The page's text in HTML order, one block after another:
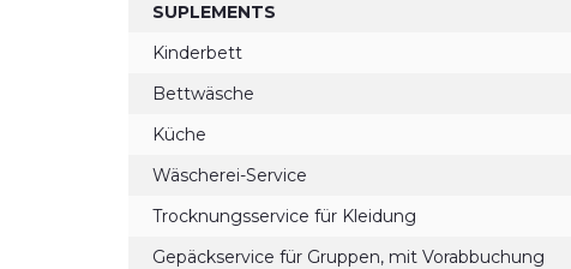
SUPLEMENTS
Kinderbett
Bettwäsche
Küche
Wäscherei-Service
Trocknungsservice für Kleidung
Gepäckservice für Gruppen, mit Vorabbuchung